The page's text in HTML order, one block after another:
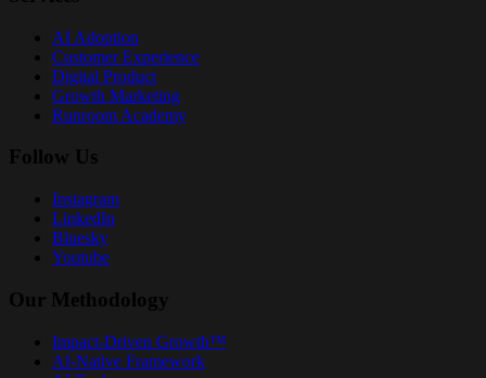
AI Adoption
Customer Experience
Digital Product
Growth Marketing
Runroom Academy
Follow Us
Instagram
LinkedIn
Bluesky
Youtube
Our Methodology
Impact-Driven Growth™
AI-Native Framework